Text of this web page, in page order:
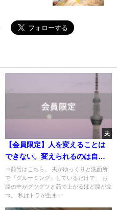
夫
【会員限定】人を変えることは
できない。変えられるのは自分
だけ。
⇒前号はこちら。 夫がゆっくりと洗面所
で『グルーミング』しているだけで、 お
腹の中がグツグツと茹で上がるほど腹が立
つ。 私はトラが生ま...